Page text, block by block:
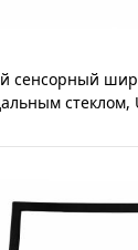
сенсорный
стеклом,